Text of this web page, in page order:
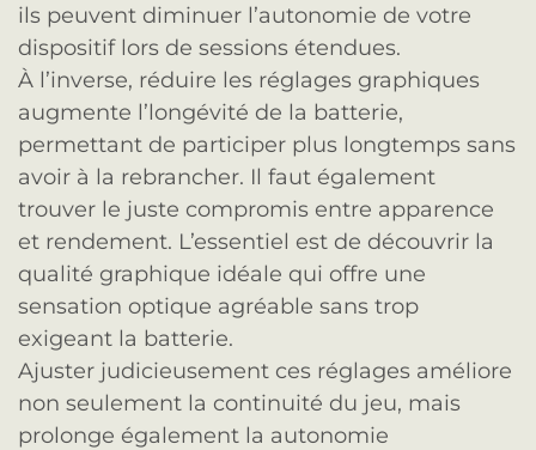
ils peuvent diminuer l’autonomie de votre
dispositif lors de sessions étendues.
À l’inverse, réduire les réglages graphiques
augmente l’longévité de la batterie,
permettant de participer plus longtemps sans
avoir à la rebrancher. Il faut également
trouver le juste compromis entre apparence
et rendement. L’essentiel est de découvrir la
qualité graphique idéale qui offre une
sensation optique agréable sans trop
exigeant la batterie.
Ajuster judicieusement ces réglages améliore
non seulement la continuité du jeu, mais
prolonge également la autonomie